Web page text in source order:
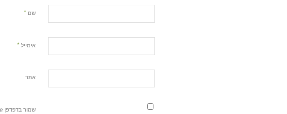
שם *
אימייל *
אתר
שמור בדפדפן